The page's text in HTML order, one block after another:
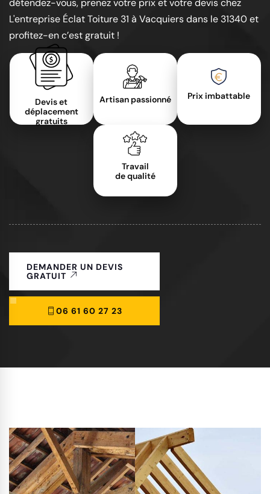
détendez-vous, prenez votre prix et votre devis chez
L'entreprise Éclat Toiture 31 à Vacquiers dans le 31340 et
profitez-en c’est gratuit !
Devis et
déplacement
gratuits
Artisan passionné Prix imbattable
Travail
de qualité
DEMANDER UN DEVIS
GRATUIT
06 61 60 27 23